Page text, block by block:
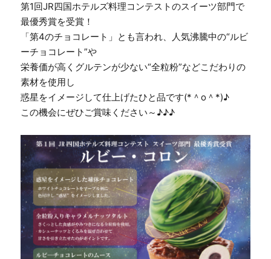
第1回JR四国ホテルズ料理コンテストのスイーツ部門で
最優秀賞を受賞！
「第4のチョコレート」とも言われ、人気沸騰中の“ルビ
ーチョコレート”や
栄養価が高くグルテンが少ない“全粒粉”などこだわりの
素材を使用し
惑星をイメージして仕上げたひと品です(*＾o＾*)♪
この機会にぜひご賞味ください～♪♪♪